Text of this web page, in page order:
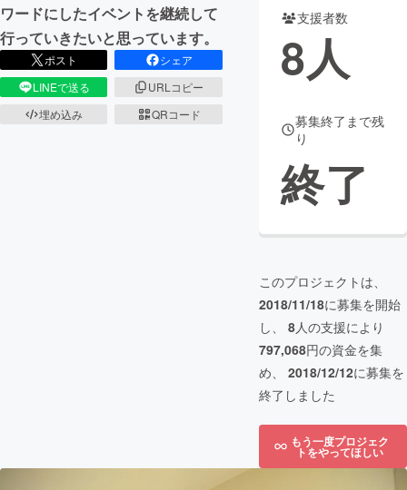
ワードにしたイベントを継続して
行っていきたいと思っています。
ポスト
シェア
LINEで送る
URLコピー
埋め込み
QRコード
支援者数
8人
募集終了まで残
り
終了
このプロジェクトは、
2018/11/18に募集を開始
し、 8人の支援により
797,068円の資金を集
め、 2018/12/12に募集を
終了しました
もう一度プロジェク
トをやってほしい